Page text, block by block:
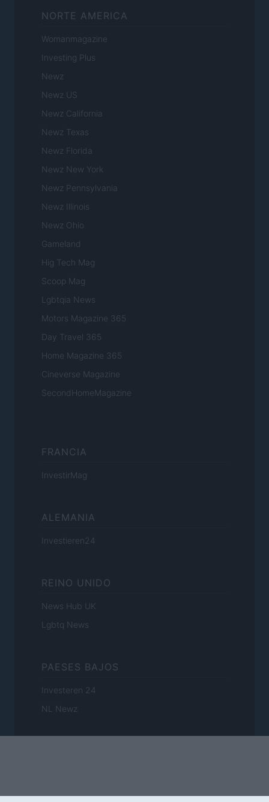
NORTE AMERICA
Womanmagazine
Investing Plus
Newz
Newz US
Newz California
Newz Texas
Newz Florida
Newz New York
Newz Pennsylvania
Newz Illinois
Newz Ohio
Gameland
Hig Tech Mag
Scoop Mag
Lgbtqia News
Motors Magazine 365
Day Travel 365
Home Magazine 365
Cineverse Magazine
SecondHomeMagazine
FRANCIA
InvestirMag
ALEMANIA
Investieren24
REINO UNIDO
News Hub UK
Lgbtq News
PAESES BAJOS
Investeren 24
NL Newz